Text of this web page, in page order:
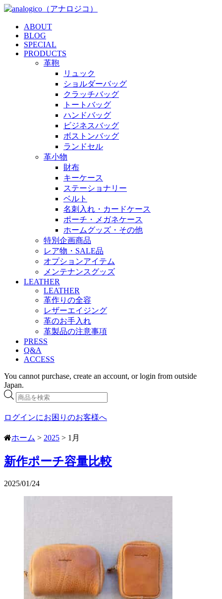
ABOUT
BLOG
SPECIAL
PRODUCTS
革鞄
リュック
ショルダーバッグ
クラッチバッグ
トートバッグ
ハンドバッグ
ビジネスバッグ
ボストンバッグ
ランドセル
革小物
財布
キーケース
ステーショナリー
ベルト
名刺入れ・カードケース
ポーチ・メガネケース
ホームグッズ・その他
特別企画商品
レア物・SALE品
オプションアイテム
メンテナンスグッズ
LEATHER
LEATHER
革作りの全容
レザーエイジング
革のお手入れ
革製品の注意事項
PRESS
Q&A
ACCESS
You cannot purchase, create an account, or login from outside
Japan.
商
品
検
ログインにお困りのお客様へ
ホーム > 2025 > 1月
新作ポーチ容量比較
2025/01/24